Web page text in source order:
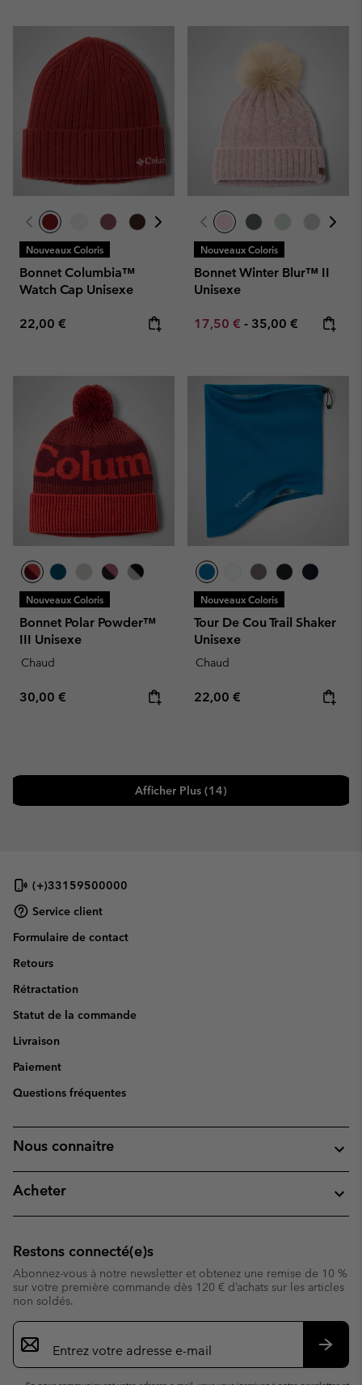
Nouveaux Coloris
Bonnet Columbia™
Watch Cap Unisexe
Regular price:
22,00 €
Nouveaux Coloris
Bonnet Winter Blur™ II
Unisexe
Minimum sale price:
17,50 € - Maximum price:
35,00 €
Nouveaux Coloris
Bonnet Polar Powder™
III Unisexe
Chaud
Regular price:
30,00 €
Nouveaux Coloris
Tour De Cou Trail Shaker
Unisexe
Chaud
Regular price:
22,00 €
Afficher Plus (14)
(+)33159500000
Service client
Formulaire de contact
Retours
Rétractation
Statut de la commande
Livraison
Paiement
Questions fréquentes
Nous connaitre
Acheter
Restons connecté(e)s
Abonnez-vous à notre newsletter et obtenez une remise de 10 %
sur votre première commande dès 120 € d’achats sur les articles
non soldés.
Inscription
par
e-